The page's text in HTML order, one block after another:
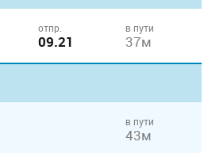
отпр.
09.21
в пути
37м
в пути
43м